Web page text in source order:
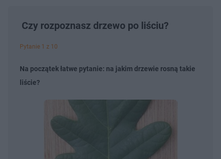
Czy rozpoznasz drzewo po liściu?
Pytanie 1 z 10
Na początek łatwe pytanie: na jakim drzewie rosną takie
liście?